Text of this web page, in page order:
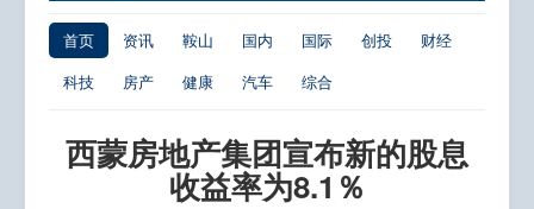
首页 资讯 鞍山 国内 国际 创投
财经
科技
房产 健康 汽车 综合
西蒙房地产集团宣布新的股息
收益率为8.1％